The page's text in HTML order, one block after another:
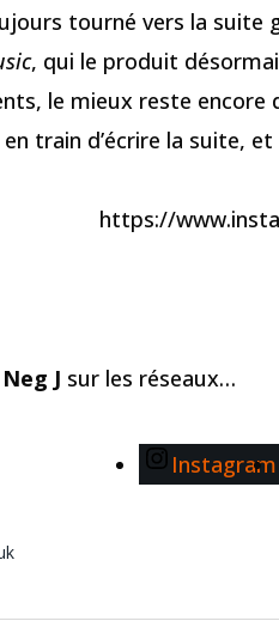
tourné vers la suite
, qui le produit
le mieux reste encore
train d’écrire la suite, et
https://
Neg J sur les réseaux…
Instagram